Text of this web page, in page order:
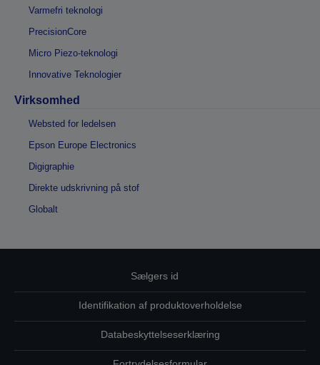
Varmefri teknologi
PrecisionCore
Micro Piezo-teknologi
Innovative Teknologier
Virksomhed
Websted for ledelsen
Epson Europe Electronics
Digigraphie
Direkte udskrivning på stof
Globalt
Sælgers id
Identifikation af produktoverholdelse
Databeskyttelseserklæring